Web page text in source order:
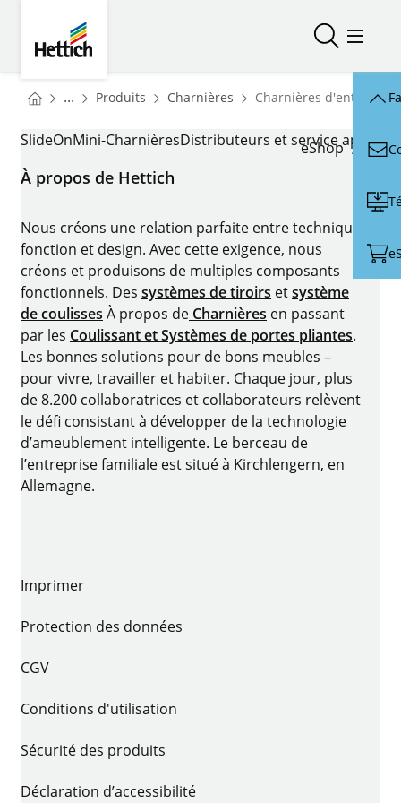
Ouvrir/
You are here:
Homepage
... Produits Homepage
Charnières Homepage
Charnières d'entrée de
CHARNIÈRES D'ENTRÉE DE GAMME
SlideOnMini-CharnièresDistributeurs et service après-
eShop
À propos de Hettich
Nous créons une relation parfaite entre technique,
fonction et design. Avec cette exigence, nous
créons et produisons de multiples composants
fonctionnels. Des systèmes de tiroirs etsystème
de coulisses À propos de Charnières en passant
par les Coulissant et Systèmes de portes pliantes.
Les bonnes solutions pour de bons meubles –
pour vivre, travailler et habiter. Chaque jour, plus
de 8.200 collaboratrices et collaborateurs relèvent
le défi consistant à développer de la technologie
d’ameublement intelligente. Le berceau de
l’entreprise familiale est situé à Kirchlengern, en
Allemagne.
Imprimer
Protection des données
CGV
Conditions d'utilisation
Sécurité des produits
Déclaration d’accessibilité